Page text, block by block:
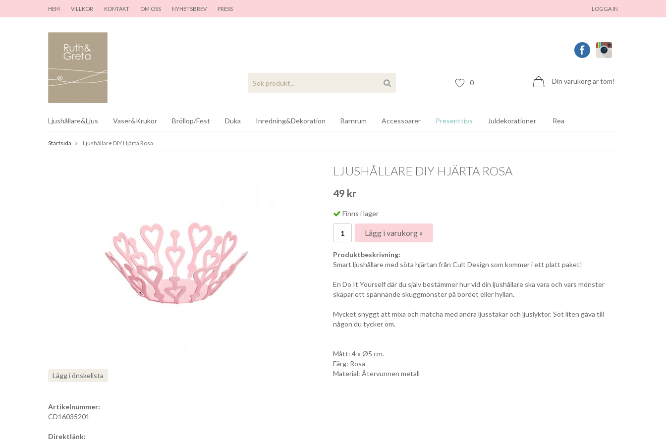
HEM VILLKOR KONTAKT OM OSS NYHETSBREV PRESS LOGGA IN
Din varukorg är tom!
0
Ljushållare&Ljus Vaser&Krukor Bröllop/Fest Duka Inredning&Dekoration Barnrum Accessoarer Presenttips Juldekorationer Rea
Startsida Ljushållare DIY Hjärta Rosa
LJUSHÅLLARE DIY HJÄRTA ROSA
49 kr
Finns i lager
Lägg i varukorg »
Produktbeskrivning:
Smart ljushållare med söta hjärtan från Cult Design som kommer i ett platt paket!
En Do It Yourself där du själv bestämmer hur vid din ljushållare ska vara och vars mönster
skapar ett spännande skuggmönster på bordet eller hyllan.
Mycket snyggt att mixa och matcha med andra ljusstakar och ljuslyktor. Söt liten gåva till
någon du tycker om.
Mått: 4 x Ø5 cm.
Färg: Rosa
Material: Återvunnen metall
Lägg i önskelista
Artikelnummer:
CD16035201
Direktlänk: